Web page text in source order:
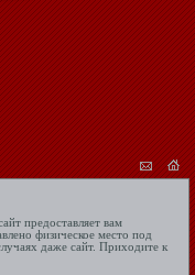
предоставляет вам
физическое место под
даже сайт. Приходите к